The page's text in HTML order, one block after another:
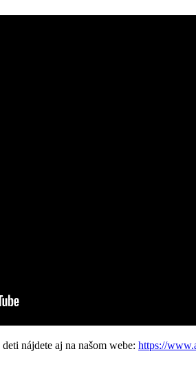
nájdete aj na našom webe: https://